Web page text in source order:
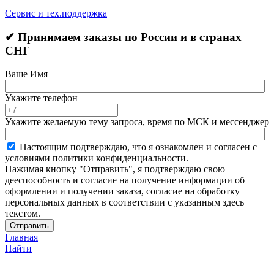
Сервис и тех.поддержка
✔ Принимаем заказы по России и в странах
СНГ
Ваше Имя
Укажите телефон
Укажите желаемую тему запроса, время по МСК и мессенджер
Настоящим подтверждаю, что я ознакомлен и согласен с
условиями политики конфиденциальности.
Нажимая кнопку "Отправить", я подтверждаю свою
дееспособность и согласие на получение информации об
оформлении и получении заказа, согласие на обработку
персональных данных в соответствии с указанным здесь
текстом.
Отправить
Главная
Найти